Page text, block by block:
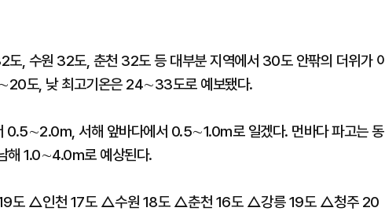
, 수원 32도, 춘천 32도 등 대부분 지역에서 30도 안팎의 더위가 이
도, 낮 최고기온은 24∼33도로 예보됐다.
0.5∼2.0m, 서해 앞바다에서 0.5∼1.0m로 일겠다. 먼바다 파고는 동
1.0∼4.0m로 예상된다.
19도 △인천 17도 △수원 18도 △춘천 16도 △강릉 19도 △청주 20